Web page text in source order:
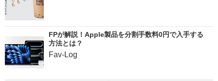
FPが解説！Apple製品を分割手数料0円で入手する
方法とは？
Fav-Log